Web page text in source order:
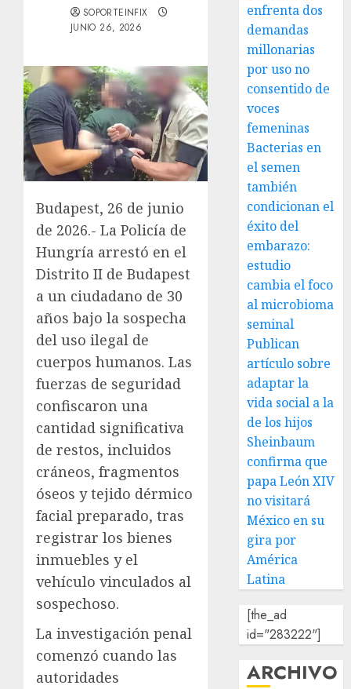
SOPORTEINFIX
JUNIO 26, 2026
Budapest, 26 de junio
de 2026.- La Policía de
Hungría arrestó en el
Distrito II de Budapest
a un ciudadano de 30
años bajo la sospecha
del uso ilegal de
cuerpos humanos. Las
fuerzas de seguridad
confiscaron una
cantidad significativa
de restos, incluidos
cráneos, fragmentos
óseos y tejido dérmico
facial preparado, tras
registrar los bienes
inmuebles y el
vehículo vinculados al
sospechoso.
La investigación penal
comenzó cuando las
autoridades
enfrenta dos
demandas
millonarias
por uso no
consentido de
voces
femeninas
Bacterias en
el semen
también
condicionan el
éxito del
embarazo:
estudio
cambia el foco
al microbioma
seminal
Publican
artículo sobre
adaptar la
vida social a la
de los hijos
Sheinbaum
confirma que
papa León XIV
no visitará
México en su
gira por
América
Latina
[the_ad
id="283222"]
ARCHIVO